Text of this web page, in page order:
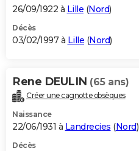
26/09/1922 à Lille (Nord)
Décès
03/02/1997 à Lille (Nord)
Rene DEULIN (65 ans)
Créer une cagnotte obsèques
Naissance
22/06/1931 à Landrecies (Nord)
Décès